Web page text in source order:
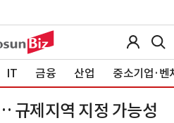
IT 금융 산업 중소기업·벤
규제지역 지정 가능성